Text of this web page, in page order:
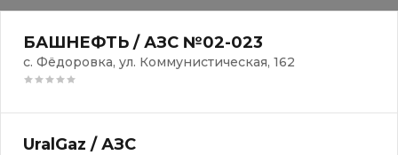
БАШНЕФТЬ / АЗС №02-023
с. Фёдоровка, ул. Коммунистическая, 162
UralGaz / АЗС